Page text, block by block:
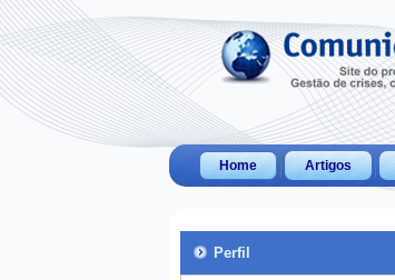
Home Artigos
Perfil